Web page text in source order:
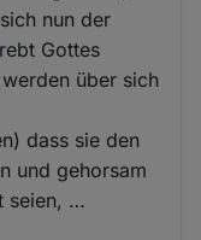
nun der
Gottes
über sich
dass sie den
und gehorsam
seien, …